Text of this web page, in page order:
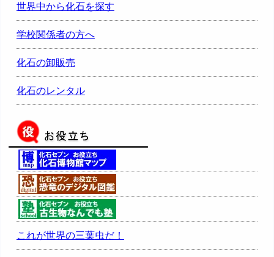
世界中から化石を探す
学校関係者の方へ
化石の卸販売
化石のレンタル
これが世界の三葉虫だ！